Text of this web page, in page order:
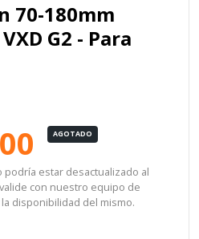
70-180mm
G2 - Para
AGOTADO
estar desactualizado al
con nuestro equipo de
disponibilidad del mismo.